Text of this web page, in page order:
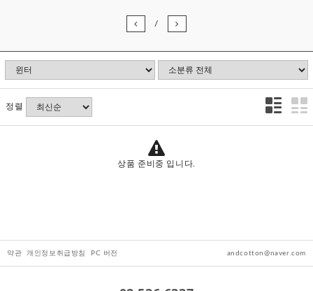
/
정렬
상품 준비중 입니다.
약관 개인정보취급방침 PC 버전 andcotton@naver.com